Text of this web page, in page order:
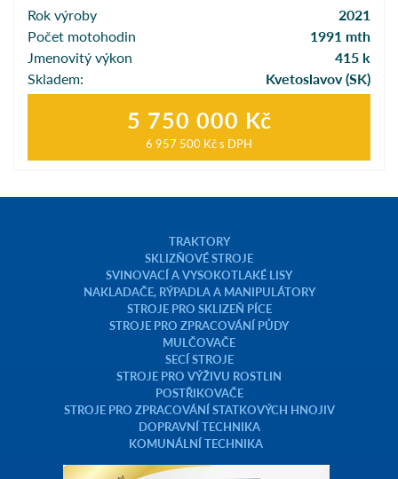
Rok výroby
2021
Počet motohodin
1991 mth
Jmenovitý výkon
415 k
Skladem:
Kvetoslavov (SK)
5 750 000 Kč
6 957 500 Kčs DPH
TRAKTORY
SKLIZŇOVÉ STROJE
SVINOVACÍ A VYSOKOTLAKÉ LISY
NAKLADAČE, RÝPADLA A MANIPULÁTORY
STROJE PRO SKLIZEŇ PÍCE
STROJE PRO ZPRACOVÁNÍ PŮDY
MULČOVAČE
SECÍ STROJE
STROJE PRO VÝŽIVU ROSTLIN
POSTŘIKOVAČE
STROJE PRO ZPRACOVÁNÍ STATKOVÝCH HNOJIV
DOPRAVNÍ TECHNIKA
KOMUNÁLNÍ TECHNIKA